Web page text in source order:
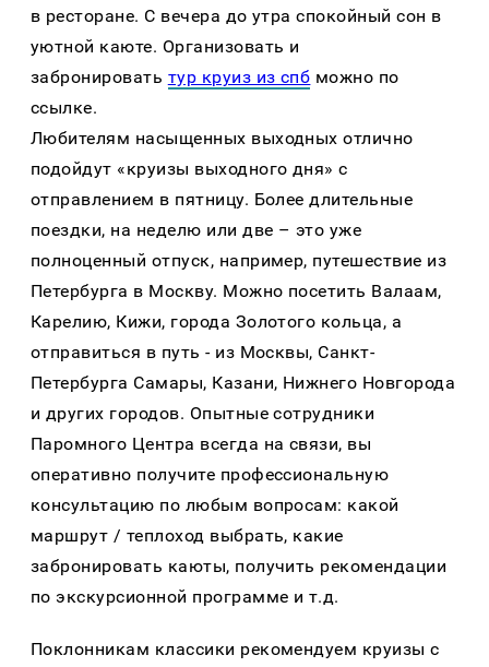
в ресторане. С вечера до утра спокойный сон в
уютной каюте. Организовать и
забронировать тур круиз из спб можно по
ссылке.
Любителям насыщенных выходных отлично
подойдут «круизы выходного дня» с
отправлением в пятницу. Более длительные
поездки, на неделю или две – это уже
полноценный отпуск, например, путешествие из
Петербурга в Москву. Можно посетить Валаам,
Карелию, Кижи, города Золотого кольца, а
отправиться в путь - из Москвы, Санкт-
Петербурга Самары, Казани, Нижнего Новгорода
и других городов. Опытные сотрудники
Паромного Центра всегда на связи, вы
оперативно получите профессиональную
консультацию по любым вопросам: какой
маршрут / теплоход выбрать, какие
забронировать каюты, получить рекомендации
по экскурсионной программе и т.д.
Поклонникам классики рекомендуем круизы с